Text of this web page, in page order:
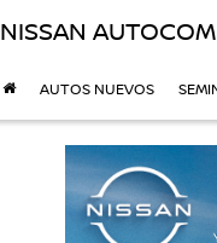
NISSAN
AUTOS NUEVOS